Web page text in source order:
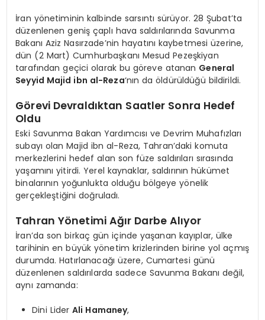
İran yönetiminin kalbinde sarsıntı sürüyor. 28 Şubat’ta
düzenlenen geniş çaplı hava saldırılarında Savunma
Bakanı Aziz Nasırzade’nin hayatını kaybetmesi üzerine,
dün (2 Mart) Cumhurbaşkanı Mesud Pezeşkiyan
tarafından geçici olarak bu göreve atanan General
Seyyid Majid ibn al-Reza‘nın da öldürüldüğü bildirildi.
Görevi Devraldıktan Saatler Sonra Hedef
Oldu
Eski Savunma Bakan Yardımcısı ve Devrim Muhafızları
subayı olan Majid ibn al-Reza, Tahran’daki komuta
merkezlerini hedef alan son füze saldırıları sırasında
yaşamını yitirdi. Yerel kaynaklar, saldırının hükümet
binalarının yoğunlukta olduğu bölgeye yönelik
gerçekleştiğini doğruladı.
Tahran Yönetimi Ağır Darbe Alıyor
İran’da son birkaç gün içinde yaşanan kayıplar, ülke
tarihinin en büyük yönetim krizlerinden birine yol açmış
durumda. Hatırlanacağı üzere, Cumartesi günü
düzenlenen saldırılarda sadece Savunma Bakanı değil,
aynı zamanda:
Dini LiderAli Hamaney,